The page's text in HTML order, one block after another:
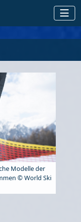
Modelle der
© World Ski